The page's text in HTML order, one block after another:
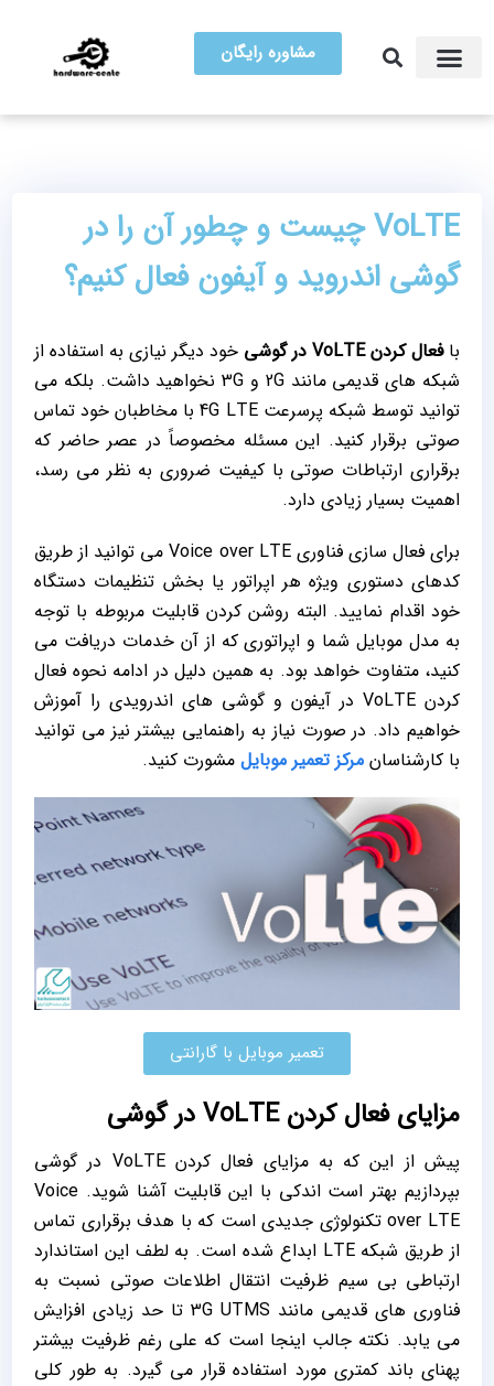
مشاوره رایگان
VoLTE چیست و چطور آن را در
گوشی اندروید و آیفون فعال کنیم؟
بافعال کردن VoLTE در گوشی
خود دیگر نیازی به استفاده از
شبکه‌ های قدیمی مانند 2G و 3G نخواهید داشت. بلکه می‌
توانید توسط شبکه پرسرعت 4G LTE با مخاطبان خود تماس
صوتی برقرار کنید. این مسئله مخصوصاً در عصر حاضر که
برقراری ارتباطات صوتی با کیفیت ضروری به نظر می رسد،
اهمیت بسیار زیادی دارد.
برای فعال سازی فناوری Voice over LTE می ‌توانید از طریق
کدهای دستوری ویژه هر اپراتور یا بخش تنظیمات دستگاه
خود اقدام نمایید. البته روشن کردن قابلیت مربوطه با توجه
به مدل موبایل شما و اپراتوری که از آن خدمات دریافت می‌
کنید، متفاوت خواهد بود. به همین دلیل در ادامه نحوه فعال
کردن VoLTE در آیفون و گوشی ‌های اندرویدی را آموزش
خواهیم داد. در صورت نیاز به راهنمایی بیشتر نیز می ‌توانید
با کارشناسان مرکز تعمیر موبایل مشورت کنید.
تعمیر موبایل با گارانتی
مزایای فعال کردن VoLTE در گوشی
پیش از این که به مزایای فعال کردن VoLTE در گوشی
بپردازیم بهتر است اندکی با این قابلیت آشنا شوید. Voice
over LTE تکنولوژی جدیدی است که با هدف برقراری تماس
از طریق شبکه LTE ابداع شده است. به لطف این استاندارد
ارتباطی بی سیم ظرفیت انتقال اطلاعات صوتی نسبت به
فناوری ‌های قدیمی مانند 3G UTMS تا حد زیادی افزایش
می ‌یابد. نکته جالب اینجا است که علی رغم ظرفیت بیشتر
پهنای باند کمتری مورد استفاده قرار می ‌گیرد. به طور کلی